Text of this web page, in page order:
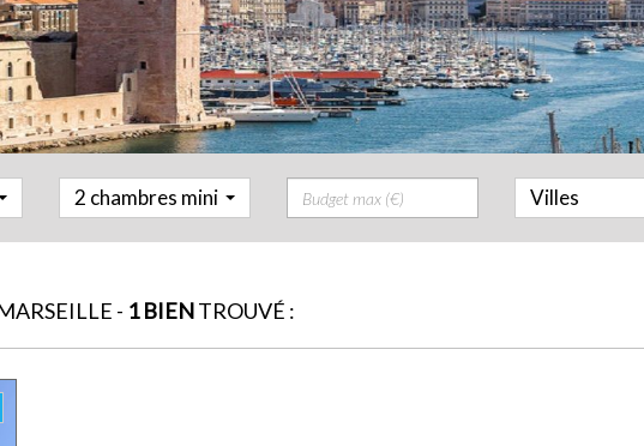
2 chambres mini Prix Villes
- 1 BIENTROUVÉ :